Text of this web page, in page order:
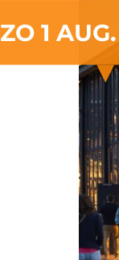
ZO 1 AUG.